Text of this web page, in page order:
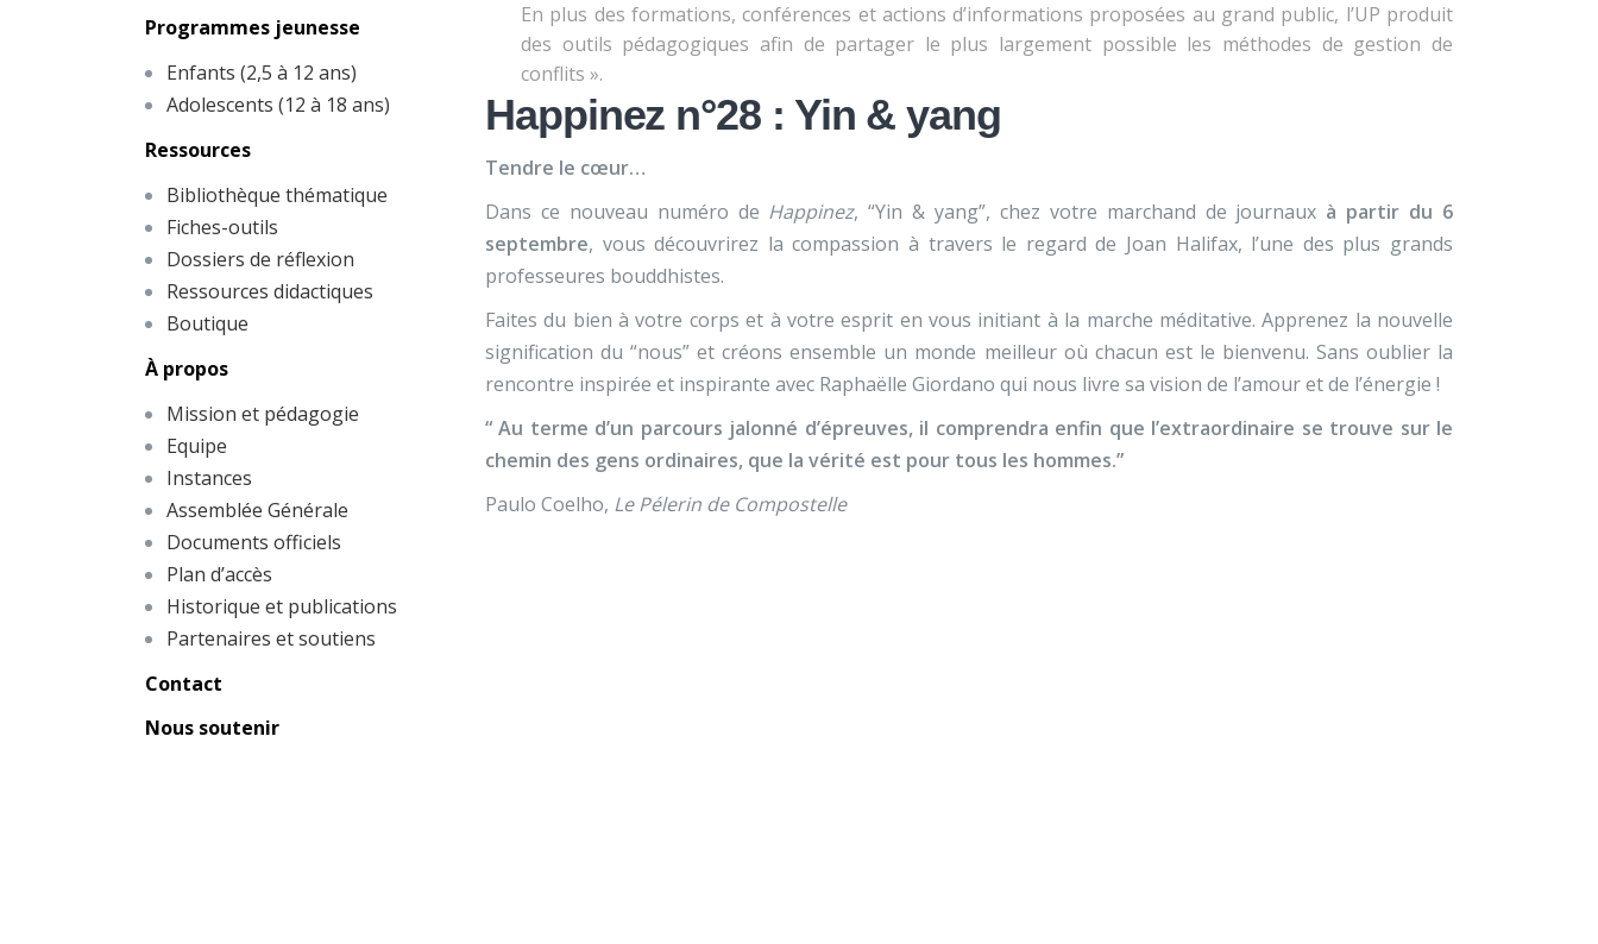
En plus des formations, conférences et actions d’informations proposées au grand public, l’UP produit
des outils pédagogiques afin de partager le plus largement possible les méthodes de gestion de
conflits ».
Happinez n°28 : Yin & yang
Tendre le cœur…
Dans ce nouveau numéro de Happinez, “Yin & yang”, chez votre marchand de journaux à partir du 6
septembre, vous découvrirez la compassion à travers le regard de Joan Halifax, l’une des plus grands
professeures bouddhistes.
Faites du bien à votre corps et à votre esprit en vous initiant à la marche méditative. Apprenez la nouvelle
signification du “nous” et créons ensemble un monde meilleur où chacun est le bienvenu. Sans oublier la
rencontre inspirée et inspirante avec Raphaëlle Giordano qui nous livre sa vision de l’amour et de l’énergie !
“ Au terme d’un parcours jalonné d’épreuves, il comprendra enfin que l’extraordinaire se trouve sur le
chemin des gens ordinaires, que la vérité est pour tous les hommes.”
Paulo Coelho, Le Pélerin de Compostelle
Programmes jeunesse
Enfants (2,5 à 12 ans)
Adolescents (12 à 18 ans)
Ressources
Bibliothèque thématique
Fiches-outils
Dossiers de réflexion
Ressources didactiques
Boutique
À propos
Mission et pédagogie
Equipe
Instances
Assemblée Générale
Documents officiels
Plan d’accès
Historique et publications
Partenaires et soutiens
Contact
Nous soutenir